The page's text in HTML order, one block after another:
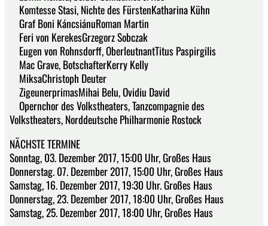
Komtesse Stasi, Nichte des FürstenKatharina Kühn
Graf Boni KáncsiánuRoman Martin
Feri von KerekesGrzegorz Sobczak
Eugen von Rohnsdorff, OberleutnantTitus Paspirgilis
Mac Grave, BotschafterKerry Kelly
MiksaChristoph Deuter
ZigeunerprimasMihai Belu, Ovidiu David
Opernchor des Volkstheaters, Tanzcompagnie des
Volkstheaters, Norddeutsche Philharmonie Rostock
NÄCHSTE TERMINE
Sonntag, 03. Dezember 2017, 15:00 Uhr, Großes Haus
Donnerstag. 07. Dezember 2017, 15:00 Uhr, Großes Haus
Samstag, 16. Dezember 2017, 19:30 Uhr. Großes Haus
Donnerstag, 23. Dezember 2017, 18:00 Uhr, Großes Haus
Samstag, 25. Dezember 2017, 18:00 Uhr, Großes Haus